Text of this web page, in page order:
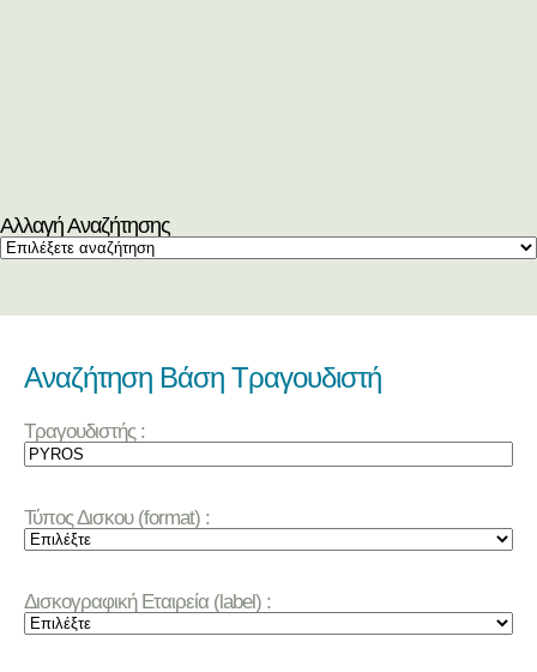
Αλλαγή Αναζήτησης
Αναζήτηση Βάση Τραγουδιστή
Τραγουδιστής :
Τύπος Δισκου (format) :
Δισκογραφική Εταιρεία (label) :